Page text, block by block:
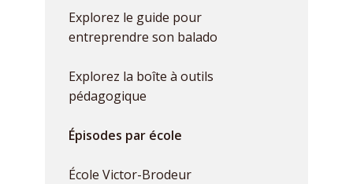
Explorez le guide pour
entreprendre son balado
Explorez la boîte à outils
pédagogique
Épisodes par école
École Victor-Brodeur